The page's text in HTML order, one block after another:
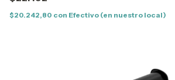
$20.242,80 con Efectivo (en nuestro local)